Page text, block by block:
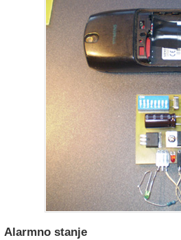
Alarmno stanje